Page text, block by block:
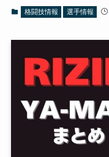
格闘技情報 選手情報